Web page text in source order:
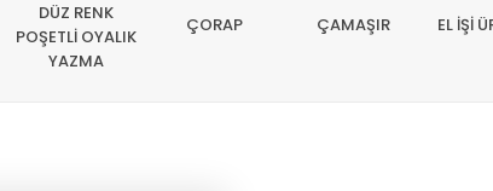
DÜZ RENK
POŞETLİ OYALIK
YAZMA
ÇORAP ÇAMAŞIR EL İŞİ